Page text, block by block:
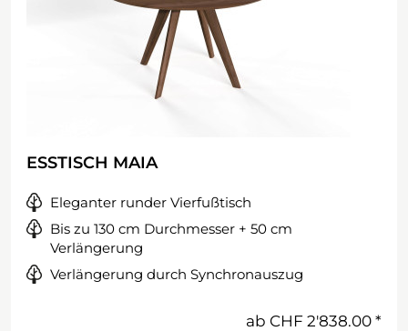
ESSTISCH MAIA
Eleganter runder Vierfußtisch
Bis zu 130 cm Durchmesser + 50 cm
Verlängerung
Verlängerung durch Synchronauszug
ab CHF 2'838.00